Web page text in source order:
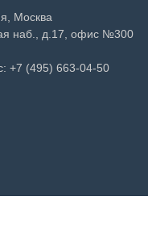
Москва
наб., д.17, офис №300
+7 (495) 663-04-50